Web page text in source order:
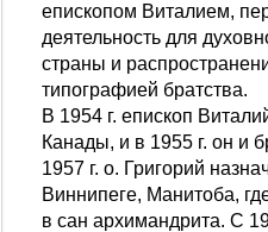
епископом Виталием,
деятельность для
страны и
типографией братства.
В 1954 г. епископ
Канады, и в 1955 г. он и
1957 г. о. Григорий
Виннипеге, Манитоба,
в сан архимандрита. С